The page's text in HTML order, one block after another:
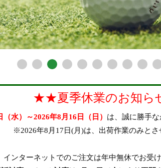
★★夏季休業のお知
水）～2026年8月16日（日） は、誠に勝手な
※2026年8月17日(月)は、出荷作業のみとさ
インターネットでのご注文は年中無休でお受